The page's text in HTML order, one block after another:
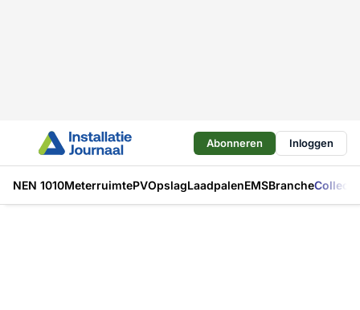
Abonneren Inloggen
NEN 1010MeterruimtePVOpslagLaadpalenEMSBranche